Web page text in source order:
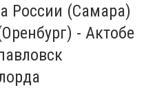
России (Самара)
- Актобе